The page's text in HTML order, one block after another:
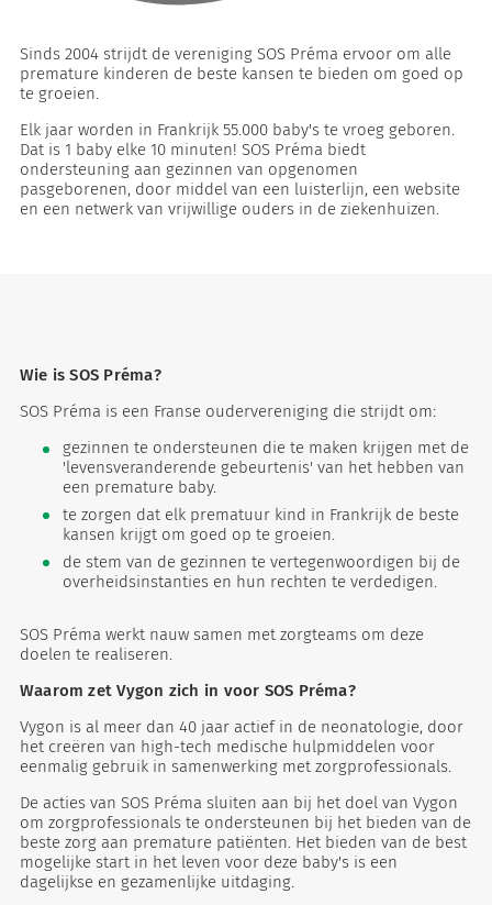
Sinds 2004 strijdt de vereniging SOS Préma ervoor om alle
premature kinderen de beste kansen te bieden om goed op
te groeien.
Elk jaar worden in Frankrijk 55.000 baby's te vroeg geboren.
Dat is 1 baby elke 10 minuten! SOS Préma biedt
ondersteuning aan gezinnen van opgenomen
pasgeborenen, door middel van een luisterlijn, een website
en een netwerk van vrijwillige ouders in de ziekenhuizen.
Wie is SOS Préma?
SOS Préma is een Franse oudervereniging die strijdt om:
gezinnen te ondersteunen die te maken krijgen met de
'levensveranderende gebeurtenis' van het hebben van
een premature baby.
te zorgen dat elk prematuur kind in Frankrijk de beste
kansen krijgt om goed op te groeien.
de stem van de gezinnen te vertegenwoordigen bij de
overheidsinstanties en hun rechten te verdedigen.
SOS Préma werkt nauw samen met zorgteams om deze
doelen te realiseren.
Waarom zet Vygon zich in voor SOS Préma?
Vygon is al meer dan 40 jaar actief in de neonatologie, door
het creëren van high-tech medische hulpmiddelen voor
eenmalig gebruik in samenwerking met zorgprofessionals.
De acties van SOS Préma sluiten aan bij het doel van Vygon
om zorgprofessionals te ondersteunen bij het bieden van de
beste zorg aan premature patiënten. Het bieden van de best
mogelijke start in het leven voor deze baby's is een
dagelijkse en gezamenlijke uitdaging.